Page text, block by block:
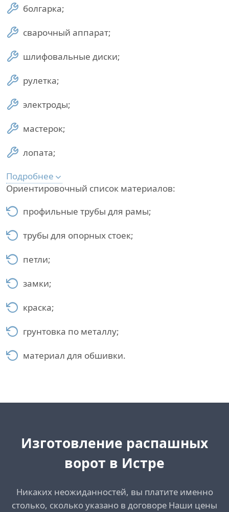
болгарка;
сварочный аппарат;
шлифовальные диски;
рулетка;
электроды;
мастерок;
лопата;
Подробнее
Ориентировочный список материалов:
профильные трубы для рамы;
трубы для опорных стоек;
петли;
замки;
краска;
грунтовка по металлу;
материал для обшивки.
Изготовление распашных
ворот в Истре
Никаких неожиданностей, вы платите именно
столько, сколько указано в договоре Наши цены